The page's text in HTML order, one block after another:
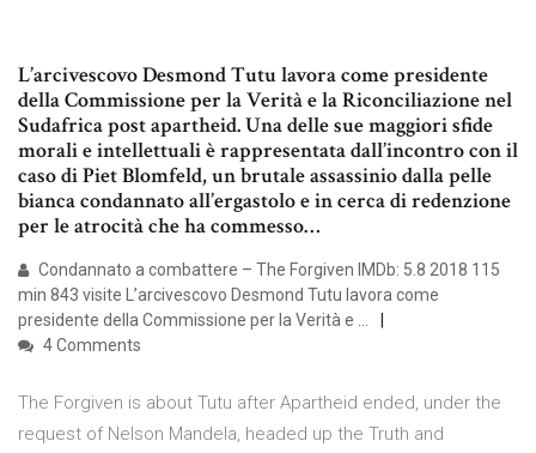
L’arcivescovo Desmond Tutu lavora come presidente
della Commissione per la Verità e la Riconciliazione nel
Sudafrica post apartheid. Una delle sue maggiori sfide
morali e intellettuali è rappresentata dall’incontro con il
caso di Piet Blomfeld, un brutale assassinio dalla pelle
bianca condannato all’ergastolo e in cerca di redenzione
per le atrocità che ha commesso…
Condannato a combattere – The Forgiven IMDb: 5.8 2018 115
min 843 visite L’arcivescovo Desmond Tutu lavora come
presidente della Commissione per la Verità e …
4 Comments
The Forgiven is about Tutu after Apartheid ended, under the
request of Nelson Mandela, headed up the Truth and